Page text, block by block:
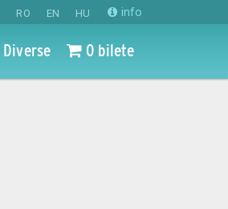
RO EN HU info
Diverse 0 bilete